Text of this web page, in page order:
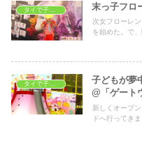
末っ子フロ
次女フローレ
を始めた。で
子どもが夢
@「ゲート
新しくオープ
ドへ行ってき